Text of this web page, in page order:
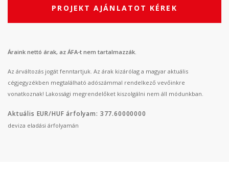
PROJEKT AJÁNLATOT KÉREK
Áraink nettó árak, az ÁFA-t nem tartalmazzák.
Az árváltozás jogát fenntartjuk. Az árak kizárólag a magyar aktuális
cégjegyzékben megtalálható adószámmal rendelkező vevőinkre
vonatkoznak! Lakossági megrendelőket kiszolgálni nem áll módunkban.
Aktuális EUR/HUF árfolyam: 377.60000000
deviza eladási árfolyamán